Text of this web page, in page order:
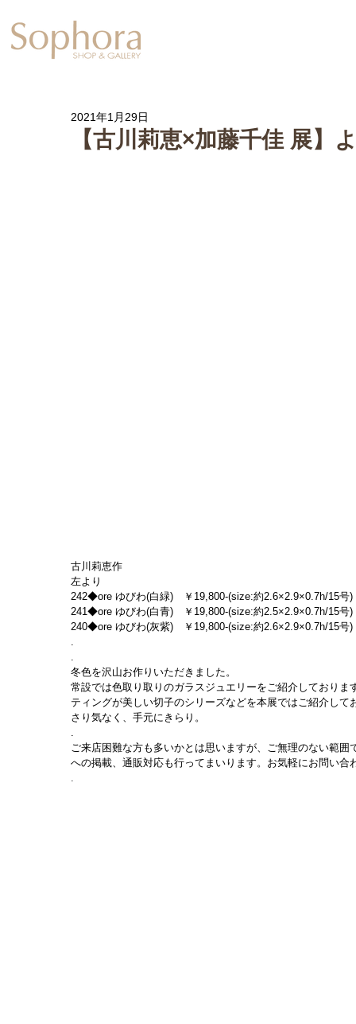
【古川莉恵×加藤千佳 展】
2021年1月29日
古川莉恵作
左より
242◆ore ゆびわ(白緑)　￥19,800-(size:約2.6×2.9×0.7h/15号)
241◆ore ゆびわ(白青)　￥19,800-(size:約2.5×2.9×0.7h/15号)
240◆ore ゆびわ(灰紫)　￥19,800-(size:約2.6×2.9×0.7h/15号)
.
.
冬色を沢山お作りいただきました。
常設では色取り取りのガラスジュエリーをご紹介しており
ティングが美しい切子のシリーズなどを本展ではご紹介して
さり気なく、手元にきらり。
.
ご来店困難な方も多いかとは思いますが、ご無理のない範
への掲載、通販対応も行ってまいります。お気軽にお問い合
.